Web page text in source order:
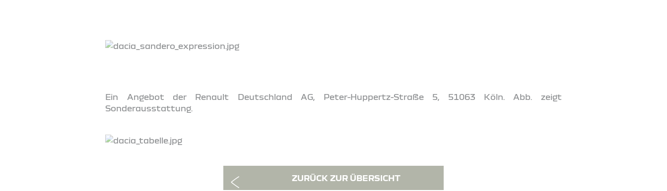
Ein Angebot der Renault Deutschland AG, Peter-Huppertz-Straße 5, 51063 Köln. Abb. zeigt
Sonderausstattung.
ZURÜCK ZUR ÜBERSICHT